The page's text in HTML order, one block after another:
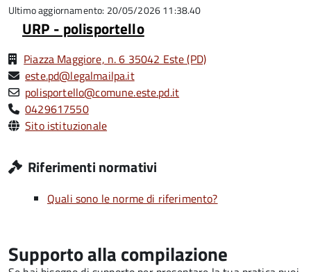
5
Ultimo aggiornamento: 20/05/2026 11:38.40
URP - polisportello
Piazza Maggiore, n. 6 35042 Este (PD)
este.pd@legalmailpa.it
polisportello@comune.este.pd.it
0429617550
Sito istituzionale
Riferimenti normativi
Quali sono le norme di riferimento?
Supporto alla compilazione